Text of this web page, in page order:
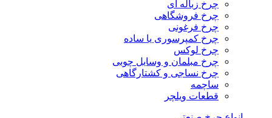
چرخ زباله ای
چرخ فروشگاهی
چرخ فرغونی
چرخ کمپرسوری یا ساده
چرخ لوکس
چرخ مبلمان و وسایل چوبی
چرخ نساجی و کشتارگاهی
ساچمه
قطعات ویلچر